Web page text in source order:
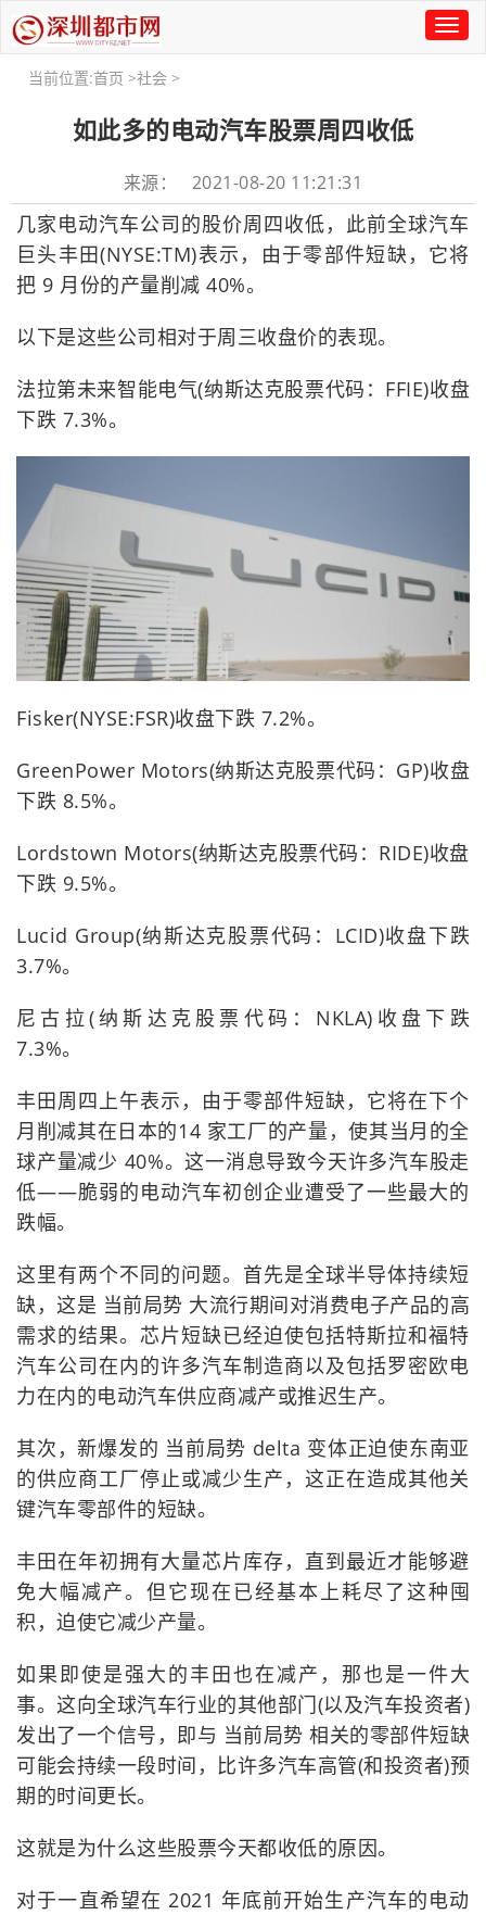
Toggle
当前位置:首页 >社会 >
如此多的电动汽车股票周四收低
来源： 2021-08-20 11:21:31
几家电动汽车公司的股价周四收低，此前全球汽车
巨头丰田(NYSE:TM)表示，由于零部件短缺，它将
把 9 月份的产量削减 40%。
以下是这些公司相对于周三收盘价的表现。
法拉第未来智能电气(纳斯达克股票代码：FFIE)收盘
下跌 7.3%。
Fisker(NYSE:FSR)收盘下跌 7.2%。
GreenPower Motors(纳斯达克股票代码：GP)收盘
下跌 8.5%。
Lordstown Motors(纳斯达克股票代码：RIDE)收盘
下跌 9.5%。
Lucid Group(纳斯达克股票代码：LCID)收盘下跌
3.7%。
尼古拉(纳斯达克股票代码：NKLA)收盘下跌
7.3%。
丰田周四上午表示，由于零部件短缺，它将在下个
月削减其在日本的14 家工厂的产量，使其当月的全
球产量减少 40%。这一消息导致今天许多汽车股走
低——脆弱的电动汽车初创企业遭受了一些最大的
跌幅。
这里有两个不同的问题。首先是全球半导体持续短
缺，这是 当前局势 大流行期间对消费电子产品的高
需求的结果。芯片短缺已经迫使包括特斯拉和福特
汽车公司在内的许多汽车制造商以及包括罗密欧电
力在内的电动汽车供应商减产或推迟生产。
其次，新爆发的 当前局势 delta 变体正迫使东南亚
的供应商工厂停止或减少生产，这正在造成其他关
键汽车零部件的短缺。
丰田在年初拥有大量芯片库存，直到最近才能够避
免大幅减产。但它现在已经基本上耗尽了这种囤
积，迫使它减少产量。
如果即使是强大的丰田也在减产，那也是一件大
事。这向全球汽车行业的其他部门(以及汽车投资者)
发出了一个信号，即与 当前局势 相关的零部件短缺
可能会持续一段时间，比许多汽车高管(和投资者)预
期的时间更长。
这就是为什么这些股票今天都收低的原因。
对于一直希望在 2021 年底前开始生产汽车的电动